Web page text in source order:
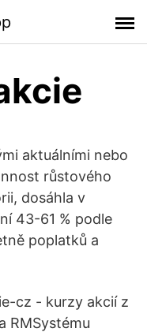
aktuálními nebo
růstového
dosáhla v
43-61 % podle
poplatků a
cz - kurzy akcií z
RMSystému